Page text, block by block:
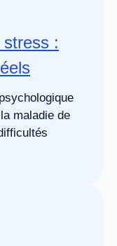
:
maladie de